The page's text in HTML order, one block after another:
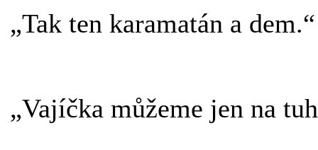
„Tak ten karamatán a
„Vajíčka můžeme jen na